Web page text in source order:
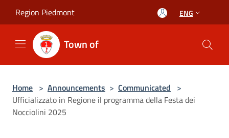
Region Piedmont ENG
Town of
Home > Announcements > Communicated >
Ufficializzato in Regione il programma della Festa dei
Nocciolini 2025